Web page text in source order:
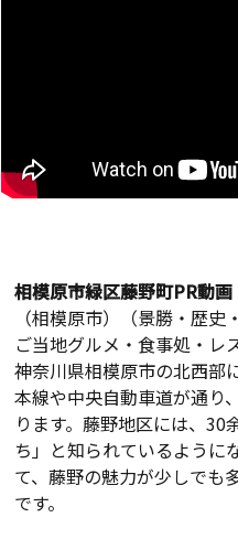
相模原市緑区藤野町PR動画
（相模原市）（景勝・歴
ご当地グルメ・食事処・レ
神奈川県相模原市の北西部
本線や中央自動車道が通り
ります。藤野地区には、30
ち」と知られているように
て、藤野の魅力が少しでも
です。